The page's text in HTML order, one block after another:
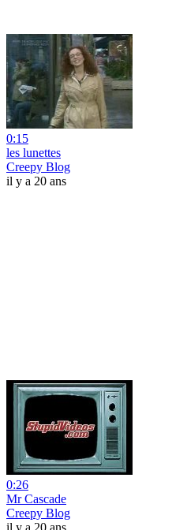
0:15
les lunettes
Creepy Blog
il y a 20 ans
0:26
Mr Cascade
Creepy Blog